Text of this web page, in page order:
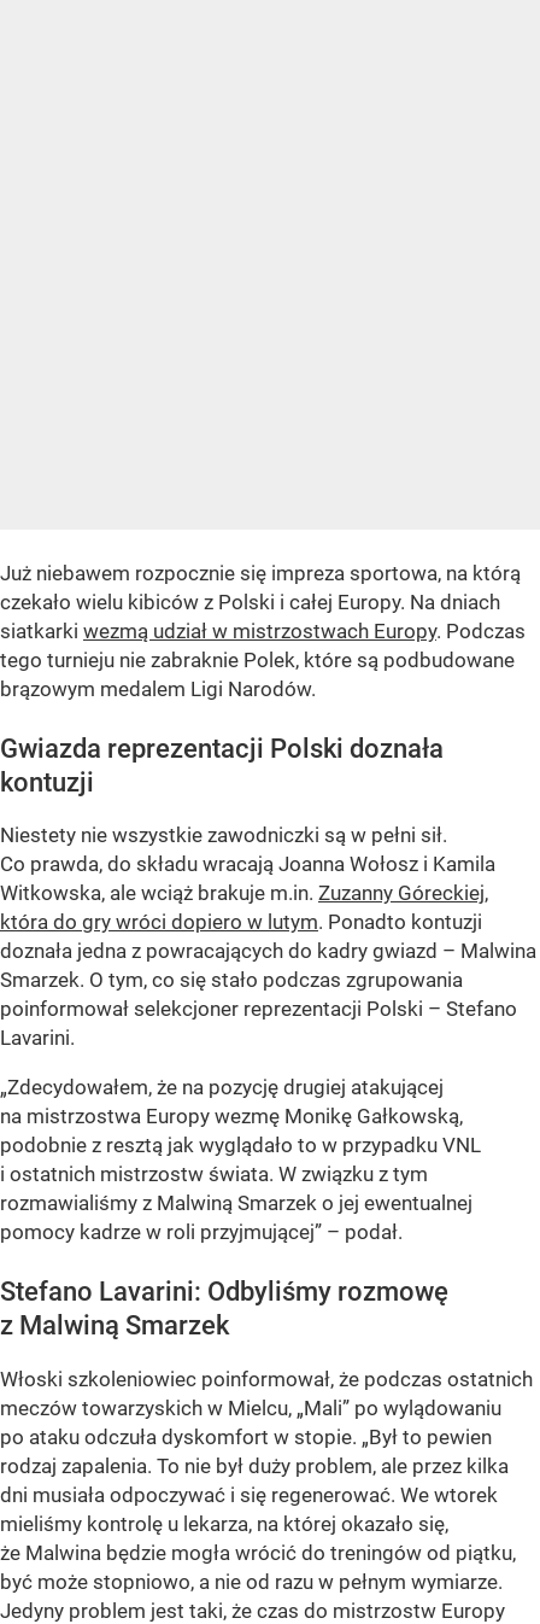
Już niebawem rozpocznie się impreza sportowa, na którą
czekało wielu kibiców z Polski i całej Europy. Na dniach
siatkarki wezmą udział w mistrzostwach Europy. Podczas
tego turnieju nie zabraknie Polek, które są podbudowane
brązowym medalem Ligi Narodów.
Gwiazda reprezentacji Polski doznała
kontuzji
Niestety nie wszystkie zawodniczki są w pełni sił.
Co prawda, do składu wracają Joanna Wołosz i Kamila
Witkowska, ale wciąż brakuje m.in. Zuzanny Góreckiej,
która do gry wróci dopiero w lutym. Ponadto kontuzji
doznała jedna z powracających do kadry gwiazd – Malwina
Smarzek. O tym, co się stało podczas zgrupowania
poinformował selekcjoner reprezentacji Polski – Stefano
Lavarini.
„Zdecydowałem, że na pozycję drugiej atakującej
na mistrzostwa Europy wezmę Monikę Gałkowską,
podobnie z resztą jak wyglądało to w przypadku VNL
i ostatnich mistrzostw świata. W związku z tym
rozmawialiśmy z Malwiną Smarzek o jej ewentualnej
pomocy kadrze w roli przyjmującej” – podał.
Stefano Lavarini: Odbyliśmy rozmowę
z Malwiną Smarzek
Włoski szkoleniowiec poinformował, że podczas ostatnich
meczów towarzyskich w Mielcu, „Mali” po wylądowaniu
po ataku odczuła dyskomfort w stopie. „Był to pewien
rodzaj zapalenia. To nie był duży problem, ale przez kilka
dni musiała odpoczywać i się regenerować. We wtorek
mieliśmy kontrolę u lekarza, na której okazało się,
że Malwina będzie mogła wrócić do treningów od piątku,
być może stopniowo, a nie od razu w pełnym wymiarze.
Jedyny problem jest taki, że czas do mistrzostw Europy